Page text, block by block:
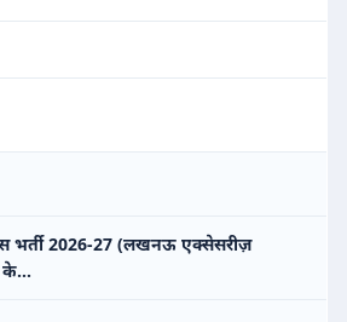
भर्ती 2026-27 (लखनऊ एक्सेसरीज़
के…